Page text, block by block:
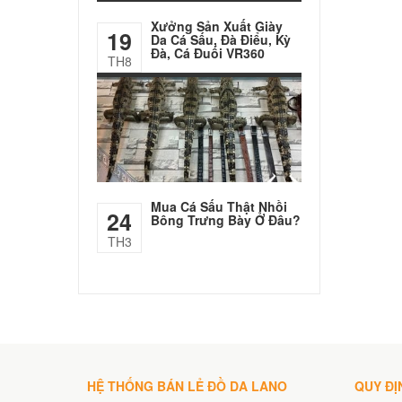
19
TH8
Xưởng Sản Xuất Giày
Da Cá Sấu, Đà Điểu, Kỳ
Đà, Cá Đuối VR360
24
TH3
Mua Cá Sấu Thật Nhồi
Bông Trưng Bày Ở Đâu?
HỆ THỐNG BÁN LẺ ĐỒ DA LANO QUY